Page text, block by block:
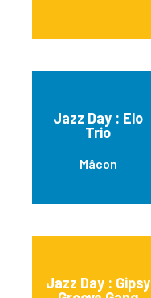
Jazz Day : Elo
Trio
Mâcon
Jazz Day : Gipsy